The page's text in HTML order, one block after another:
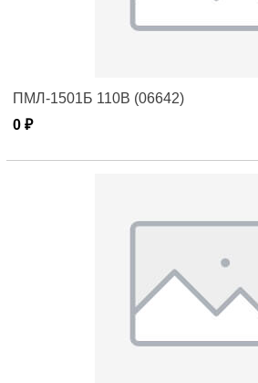
ПМЛ-1501Б 110В (06642)
0 ₽